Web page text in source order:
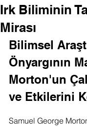
Irk Biliminin
Mirası
Bilimsel
Önyargının
Morton'un
ve Etkilerini
Samuel George